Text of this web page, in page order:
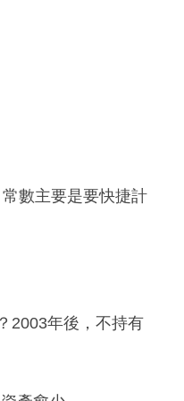
數主要是要快捷計
2003年後，不持有